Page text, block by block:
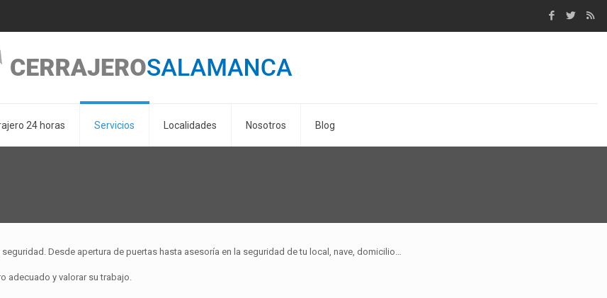
24 horas Servicios Localidades Nosotros Blog
Desde apertura de puertas hasta asesoría en la seguridad de tu local, nave, domicilio…
adecuado y valorar su trabajo.